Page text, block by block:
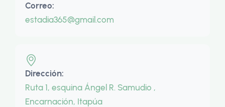
Correo:
estadia365@gmail.com
Dirección:
Ruta 1, esquina Ángel R. Samudio ,
Encarnación, Itapúa